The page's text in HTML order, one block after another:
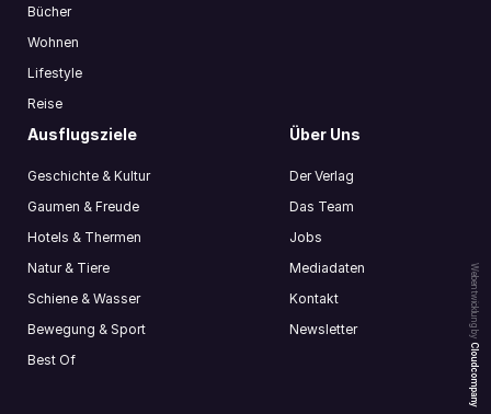
Webentwicklung by
Cloudcompany
Bücher
Wohnen
Lifestyle
Reise
Ausflugsziele
Geschichte & Kultur
Gaumen & Freude
Hotels & Thermen
Natur & Tiere
Schiene & Wasser
Bewegung & Sport
Best Of
Über Uns
Der Verlag
Das Team
Jobs
Mediadaten
Kontakt
Newsletter